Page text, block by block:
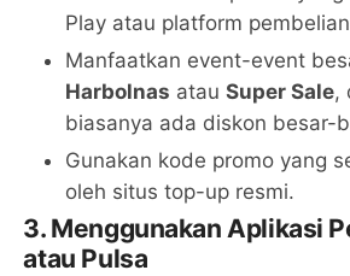
Play atau platform
Manfaatkan event-event
Harbolnas atauSuper Sale,
biasanya ada diskon besar-
Gunakan kode promo yang
oleh situs top-up resmi.
3. Menggunakan Aplikasi
atau Pulsa